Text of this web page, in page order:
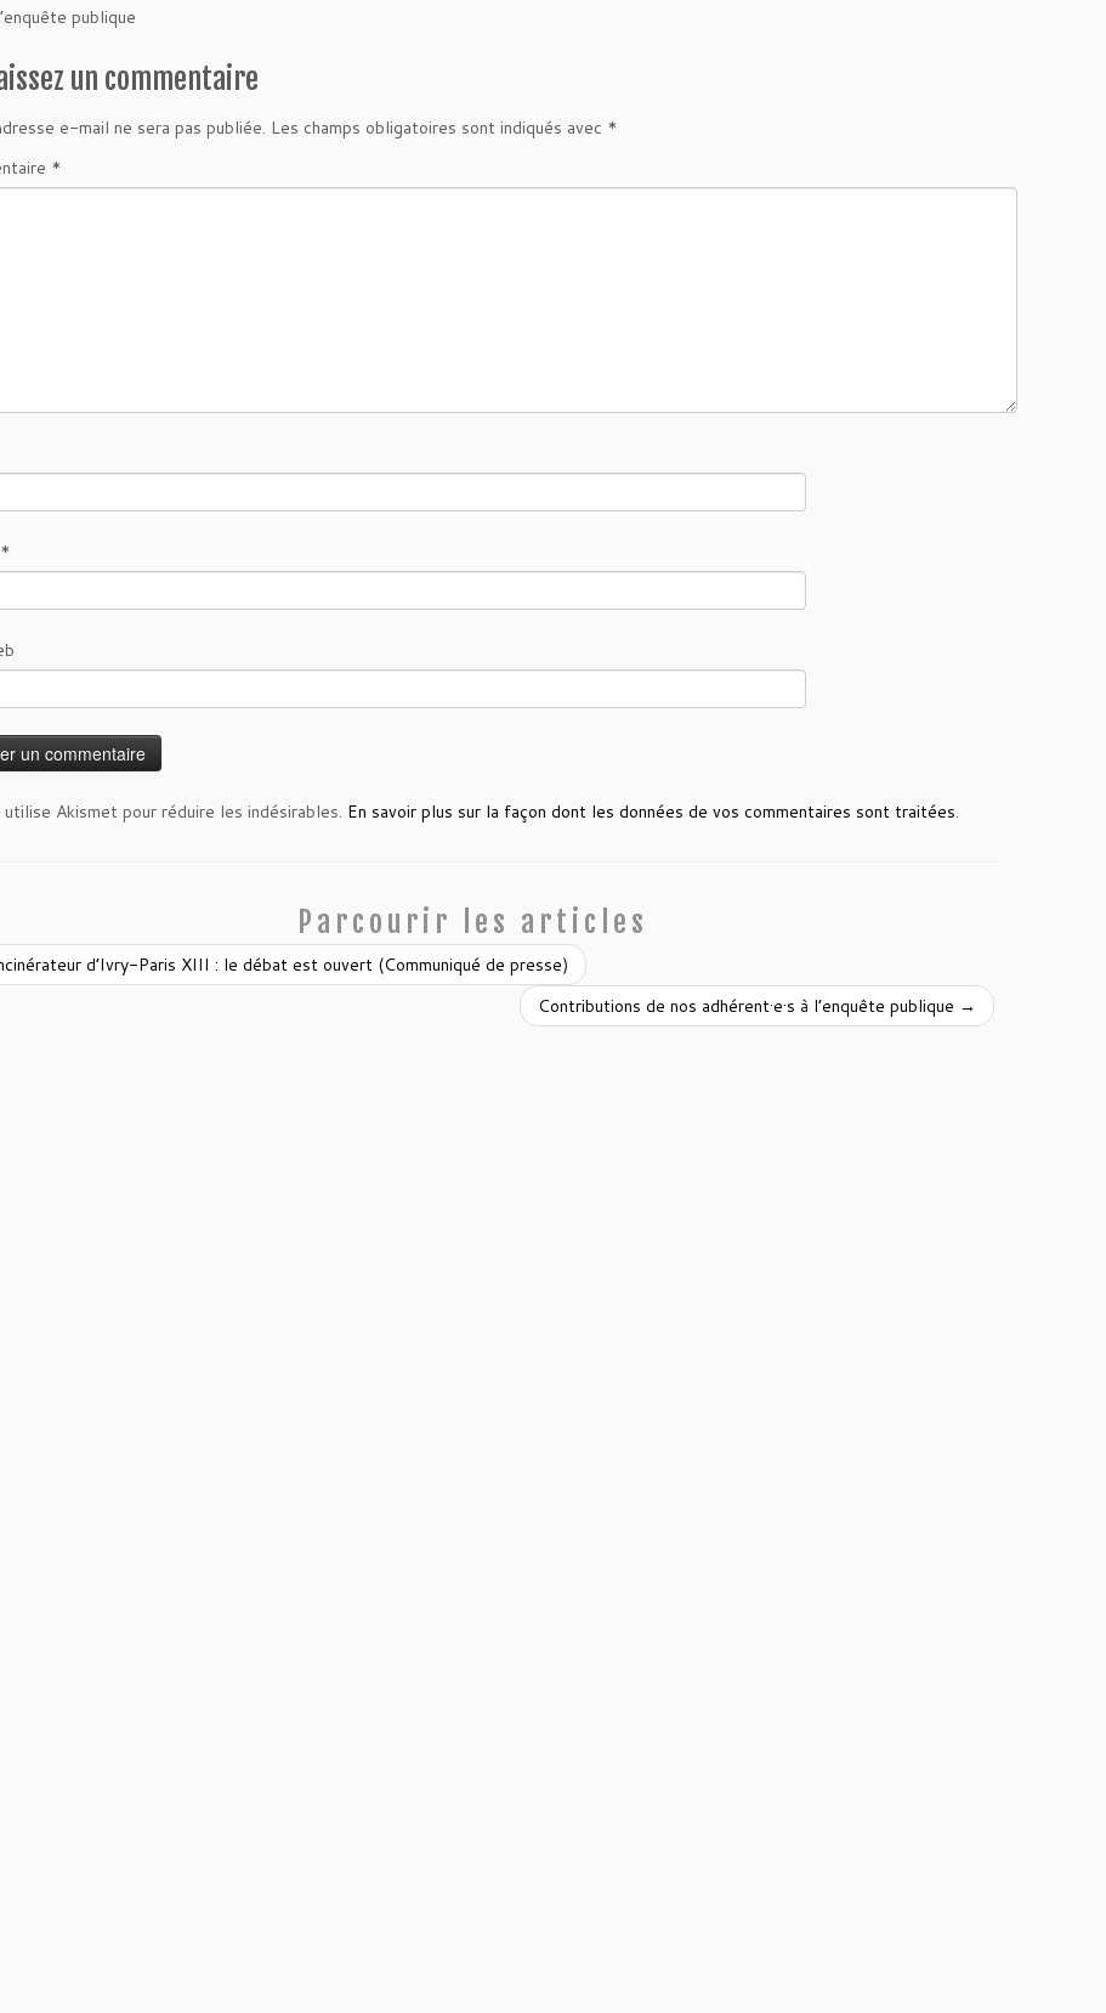
publique
un commentaire
e-mail ne sera pas publiée. Les champs obligatoires sont indiqués avec *
*
*
Akismet pour réduire les indésirables. En savoir plus sur la façon dont les données de vos commentaires sont traitées.
Parcourir les articles
d’Ivry-Paris XIII : le débat est ouvert (Communiqué de presse)
Contributions de nos adhérent·e·s à l’enquête publique →